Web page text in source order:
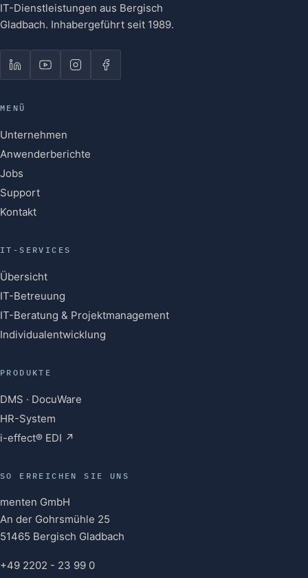
IT-Dienstleistungen aus Bergisch
Gladbach. Inhabergeführt seit 1989.
MENÜ
Unternehmen
Anwenderberichte
Jobs
Support
Kontakt
IT-SERVICES
Übersicht
IT-Betreuung
IT-Beratung & Projektmanagement
Individualentwicklung
PRODUKTE
DMS · DocuWare
HR-System
i-effect® EDI ↗
SO ERREICHEN SIE UNS
menten GmbH
An der Gohrsmühle 25
51465 Bergisch Gladbach
+49 2202 - 23 99 0